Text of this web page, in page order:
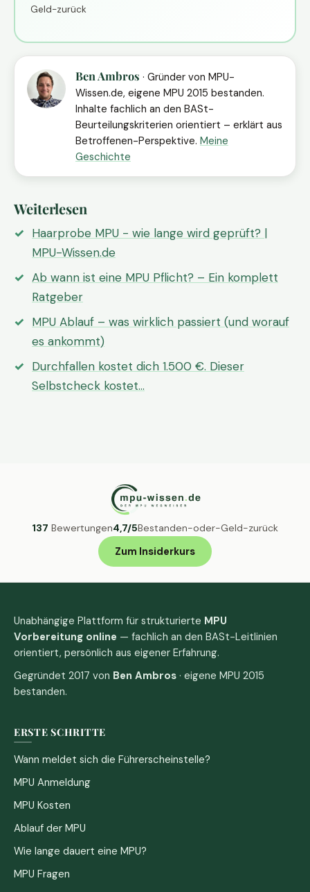
Geld-zurück
Ben Ambros · Gründer von MPU-
Wissen.de, eigene MPU 2015 bestanden.
Inhalte fachlich an den BASt-
Beurteilungskriterien orientiert – erklärt aus
Betroffenen-Perspektive. Meine
Geschichte
Weiterlesen
Haarprobe MPU - wie lange wird geprüft? |
MPU-Wissen.de
Ab wann ist eine MPU Pflicht? – Ein komplett
Ratgeber
MPU Ablauf – was wirklich passiert (und worauf
es ankommt)
Durchfallen kostet dich 1.500 €. Dieser
Selbstcheck kostet…
137 Bewertungen4,7/5Bestanden-oder-Geld-zurück
Zum Insiderkurs
Unabhängige Plattform für strukturierte MPU
Vorbereitung online — fachlich an den BASt-Leitlinien
orientiert, persönlich aus eigener Erfahrung.
Gegründet 2017 von Ben Ambros · eigene MPU 2015
bestanden.
ERSTE SCHRITTE
Wann meldet sich die Führerscheinstelle?
MPU Anmeldung
MPU Kosten
Ablauf der MPU
Wie lange dauert eine MPU?
MPU Fragen